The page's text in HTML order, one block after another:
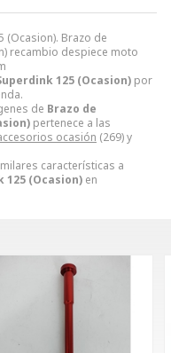
(Ocasion). Brazo de
recambio despiece moto
125 (Ocasion) por
de Brazo de
pertenece a las
ocasión (269) y
características a
125 (Ocasion) en